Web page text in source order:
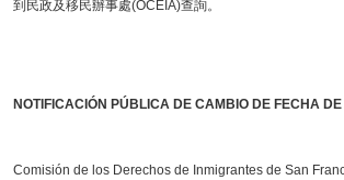
到民政及移民辦事處(OCEIA)查詢。
NOTIFICACIÓN PÚBLICA DE CAMBIO DE FECHA
Comisión de los Derechos de Inmigrantes de San